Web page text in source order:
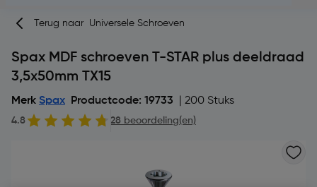
Terug naar Universele Schroeven
Spax MDF schroeven T-STAR plus deeldraad
3,5x50mm TX15
Merk Spax Productcode: 19733 | 200 Stuks
4.8 28 beoordeling(en)